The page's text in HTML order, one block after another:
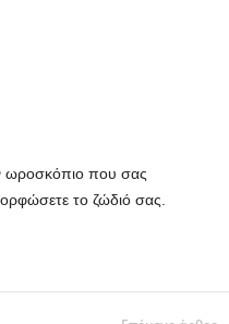
ωροσκόπιο που σας
το ζώδιό σας.